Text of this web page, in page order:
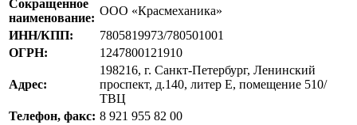
Сокращенное
наименование:
ООО «Красмеханика»
ИНН/КПП:
7805819973/780501001
ОГРН:
1247800121910
Адрес:
198216, г. Санкт-Петербург, Ленинский
проспект, д.140, литер Е, помещение 510/
ТВЦ
Телефон, факс: 8 921 955 82 00